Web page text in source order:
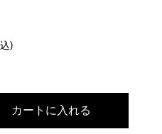
)